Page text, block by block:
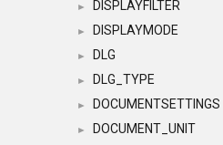
► DISPLAYFILTER
► DISPLAYMODE
► DLG
► DLG_TYPE
► DOCUMENTSETTINGS
► DOCUMENT_UNIT